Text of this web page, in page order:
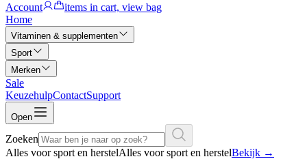
Account
items in cart, view bag
Home
Vitaminen & supplementen
Sport
Merken
Sale
KeuzehulpContactSupport
Open
Zoeken
Alles voor sport en herstelAlles voor sport en herstelBekijk →